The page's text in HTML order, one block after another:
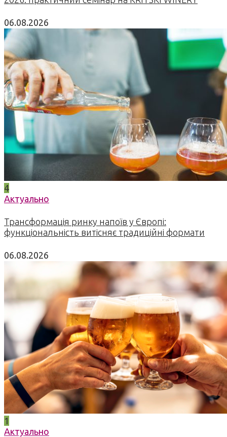
06.08.2026
4
Актуально
Трансформація ринку напоїв у Європі:
функціональність витісняє традиційні формати
06.08.2026
1
Актуально